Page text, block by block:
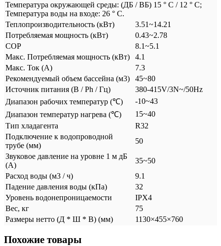
Температура окружающей среды: (ДБ / ВБ) 15 ° C / 12 ° C;
Температура воды на входе: 26 ° C.
Теплопроизводительность (кВт)
3.51~14.21
Потребляемая мощность (кВт)
0.43~2.78
COP
8.1~5.1
Mакс. Потребляемая мощность (кВт)
4.1
Mакс. Ток (А)
7.3
Рекомендуемый объем бассейна (м3)
45~80
Источник питания (В / Ph / Гц)
380-415V/3N~/50Hz
Диапазон рабочих температур (℃)
-10~43
Диапазон температур нагрева (℃)
15~40
Тип хладагента
R32
Подключение к водопроводной
трубе (мм)
50
Звуковое давление на уровне 1 м дБ
(А)
35~50
Расход воды (м3 / ч)
9.1
Падение давления воды (кПа)
32
Уровень водонепроницаемости
IPX4
Вес, кг
75
Размеры нетто (Д * Ш * В) (мм)
1130×455×760
Похожие товары